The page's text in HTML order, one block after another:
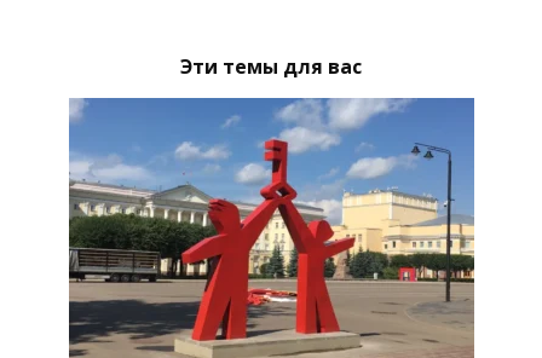
Эти темы для вас